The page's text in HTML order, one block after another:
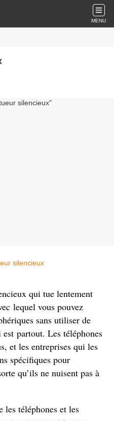
MENU
qui tue lentement
lequel vous pouvez
sans utiliser de
partout. Les téléphones
et les entreprises qui les
spécifiques pour
qu’ils ne nuisent pas à
les téléphones et les